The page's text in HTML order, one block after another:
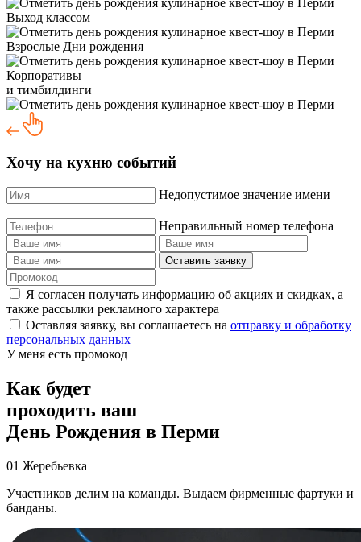
Выход классом
Взрослые Дни рождения
Корпоративы
и тимбилдинги
Хочу на кухню событий
Недопустимое значение имени
Неправильный номер телефона
Оставить заявку
Я согласен получать информацию об акциях и скидках, а
также рассылки рекламного характера
Оставляя заявку, вы соглашаетесь на отправку и обработку
персональных данных
У меня есть промокод
Как будет
проходить ваш
День Рождения в Перми
01 Жеребьевка
Участников делим на команды. Выдаем фирменные фартуки и
банданы.